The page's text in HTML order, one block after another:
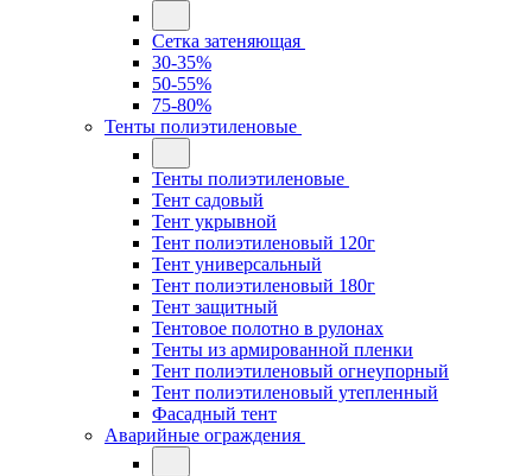
Сетка затеняющая
30-35%
50-55%
75-80%
Тенты полиэтиленовые
Тенты полиэтиленовые
Тент садовый
Тент укрывной
Тент полиэтиленовый 120г
Тент универсальный
Тент полиэтиленовый 180г
Тент защитный
Тентовое полотно в рулонах
Тенты из армированной пленки
Тент полиэтиленовый огнеупорный
Тент полиэтиленовый утепленный
Фасадный тент
Аварийные ограждения